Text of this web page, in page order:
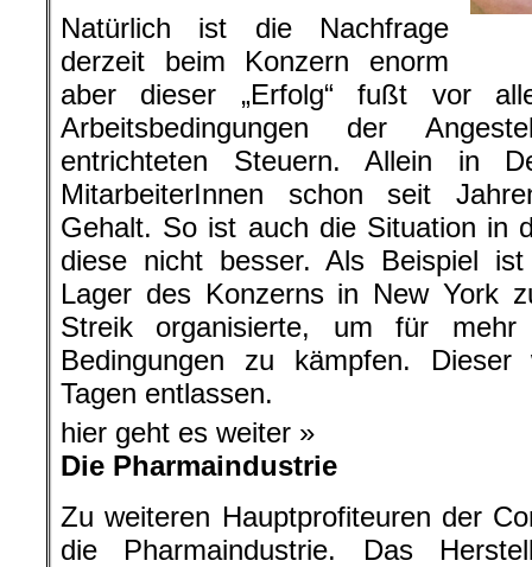
Natürlich ist die Nachfrage
derzeit beim Konzern enorm
aber dieser „Erfolg“ fußt vor
Arbeitsbedingungen der
entrichteten Steuern. Allein in
MitarbeiterInnen schon seit
Gehalt. So ist auch die Situation in
diese nicht besser. Als Beispiel
Lager des Konzerns in New York
Streik organisierte, um für mehr
Bedingungen zu kämpfen.
Tagen entlassen.
hier geht es weiter »
Die Pharmaindustrie
Zu weiteren Hauptprofiteuren der
die Pharmaindustrie. Das